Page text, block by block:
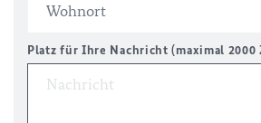
Platz für Ihre Nachricht (maximal 2000